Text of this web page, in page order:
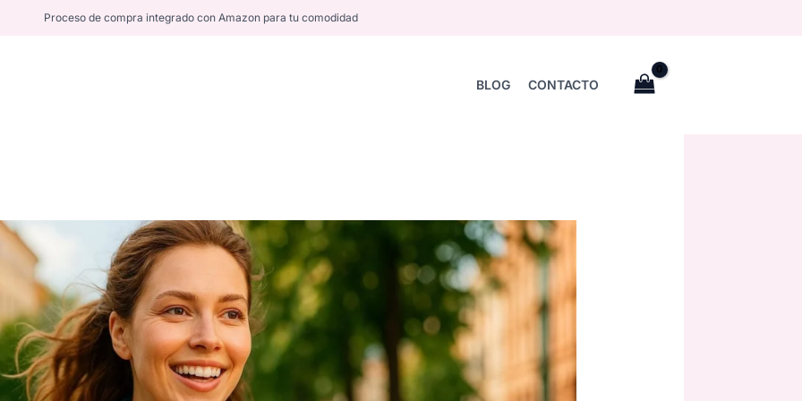
Proceso de compra integrado con Amazon para tu comodidad
BLOG CONTACTO